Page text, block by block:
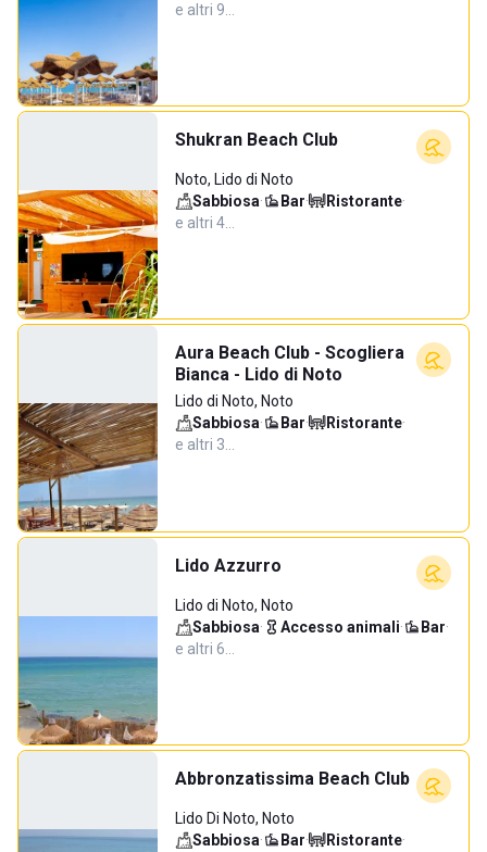
e altri 9…
Shukran Beach Club
Noto, Lido di Noto
Sabbiosa· Bar· Ristorante·
e altri 4…
Aura Beach Club - Scogliera
Bianca - Lido di Noto
Lido di Noto, Noto
Sabbiosa· Bar· Ristorante·
e altri 3…
Lido Azzurro
Lido di Noto, Noto
Sabbiosa· Accesso animali· Bar·
e altri 6…
Abbronzatissima Beach Club
Lido Di Noto, Noto
Sabbiosa· Bar· Ristorante·